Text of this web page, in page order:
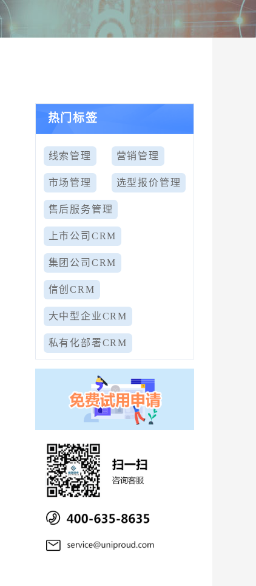
热门标签
线索管理 营销管理
市场管理 选型报价管理
售后服务管理
上市公司CRM
集团公司CRM
信创CRM
大中型企业CRM
私有化部署CRM